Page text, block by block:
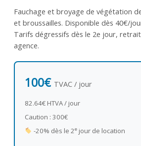
Fauchage et broyage de végétation
et broussailles. Disponible dès 40€/
Tarifs dégressifs dès le 2e jour,
agence.
100€ TVAC / jour
82.64€ HTVA / jour
Caution : 300€
-20% dès le 2ejour de location